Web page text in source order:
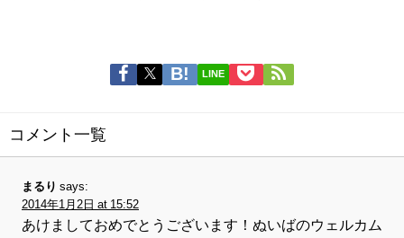
LINE
コメント一覧
まるり says:
2014年1月2日 at 15:52
あけましておめでとうございます！ぬいばのウェルカム